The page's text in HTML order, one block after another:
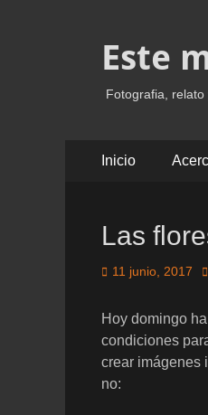
Este
Fotografia,
Menú
Inicio
Las
Publicado
11 junio, 2017
Hoy domingo
condiciones
crear imágenes
no: